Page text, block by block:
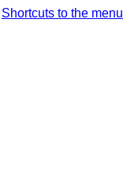
Shortcuts to the menu